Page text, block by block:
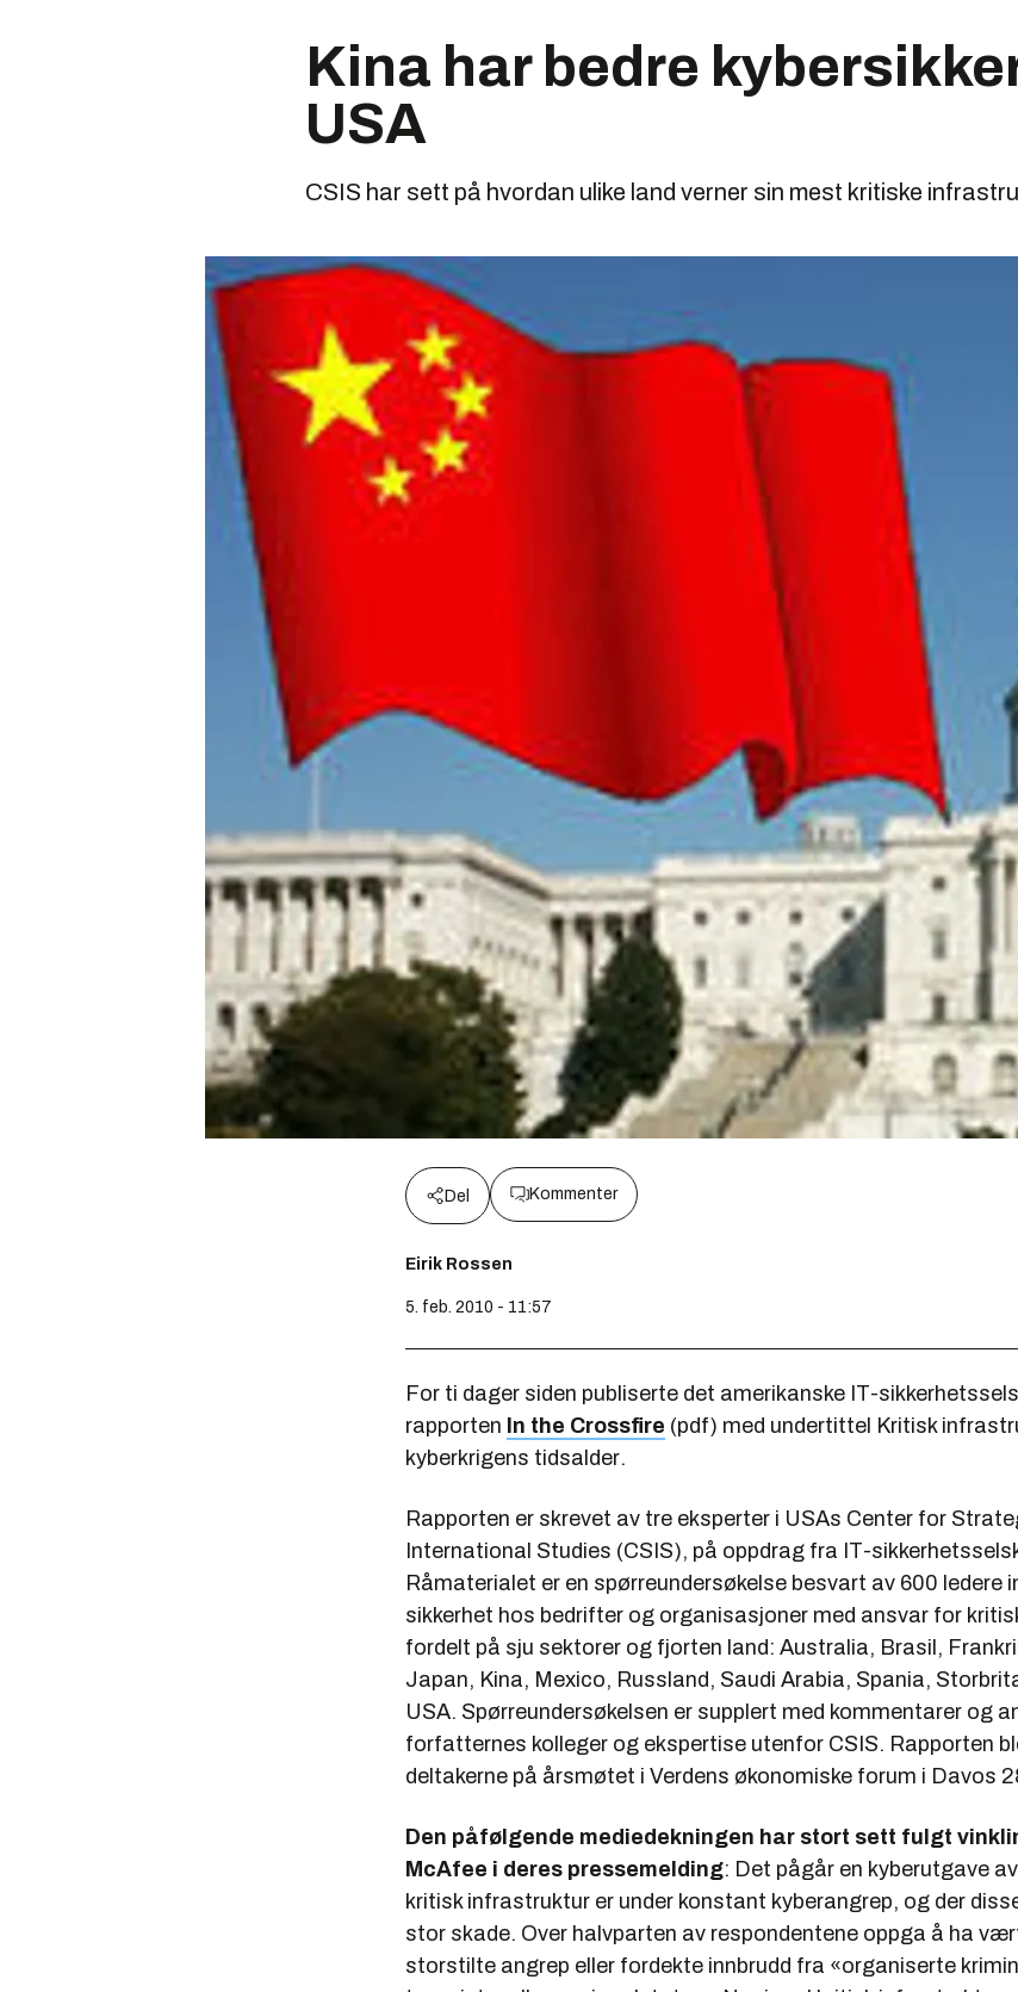
Kina har bedre
USA
CSIS har sett på hvordan ulike land verner sin mest kritiske
Del Kommenter
Eirik Rossen
5. feb. 2010 - 11:57
For ti dager siden publiserte det amerikanske IT-
rapporten In the Crossfire (pdf) med undertittel Kritisk
kyberkrigens tidsalder.
Rapporten er skrevet av tre eksperter i USAs Center for
International Studies (CSIS), på oppdrag fra IT-
Råmaterialet er en spørreundersøkelse besvart av 600 ledere
sikkerhet hos bedrifter og organisasjoner med ansvar for
fordelt på sju sektorer og fjorten land: Australia, Brasil,
Japan, Kina, Mexico, Russland, Saudi Arabia, Spania,
USA. Spørreundersøkelsen er supplert med kommentarer og
forfatternes kolleger og ekspertise utenfor CSIS. Rapporten
deltakerne på årsmøtet i Verdens økonomiske forum i Davos
Den påfølgende mediedekningen har stort sett fulgt
McAfee i deres pressemelding: Det pågår en kyberutgave
kritisk infrastruktur er under konstant kyberangrep, og der
stor skade. Over halvparten av respondentene oppga å ha
storstilte angrep eller fordekte innbrudd fra «organiserte